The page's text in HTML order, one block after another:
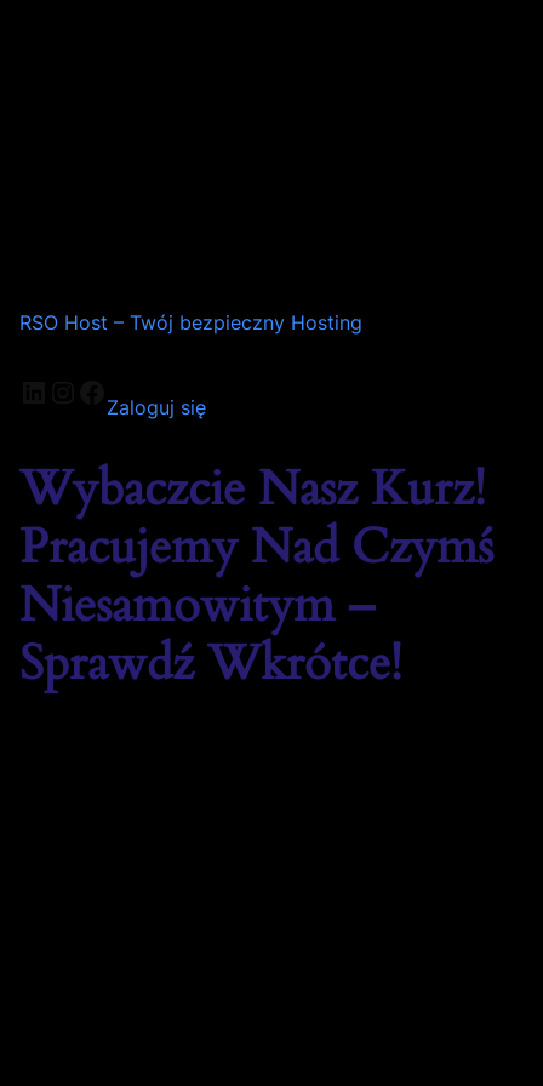
RSO Host – Twój bezpieczny Hosting
Zaloguj się
Wybaczcie Nasz Kurz!
Pracujemy Nad Czymś
Niesamowitym –
Sprawdź Wkrótce!